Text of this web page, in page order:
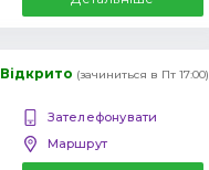
Відкрито (зачиниться в Пт 17:00)
Зателефонувати
Маршрут